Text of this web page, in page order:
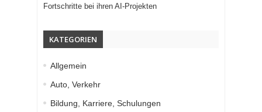
Fortschritte bei ihren AI-Projekten
KATEGORIEN
Allgemein
Auto, Verkehr
Bildung, Karriere, Schulungen